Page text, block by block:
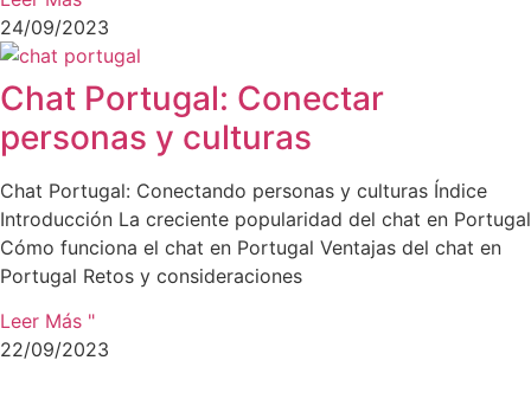
24/09/2023
Chat Portugal: Conectar
personas y culturas
Chat Portugal: Conectando personas y culturas Índice
Introducción La creciente popularidad del chat en Portugal
Cómo funciona el chat en Portugal Ventajas del chat en
Portugal Retos y consideraciones
Leer Más "
22/09/2023